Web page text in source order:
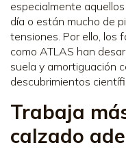
especialmente
día o están mucho de
tensiones. Por ello, los
como ATLAS han
suela y amortiguación
descubrimientos
Trabaja
calzado